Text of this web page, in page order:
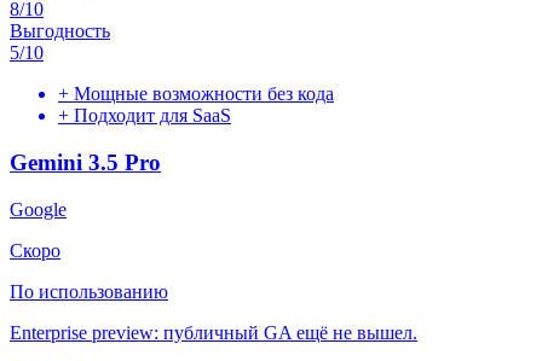
8/10
Выгодность
5/10
+ Мощные возможности без кода
+ Подходит для SaaS
Gemini 3.5 Pro
Google
Скоро
По использованию
Enterprise preview: публичный GA ещё не вышел.